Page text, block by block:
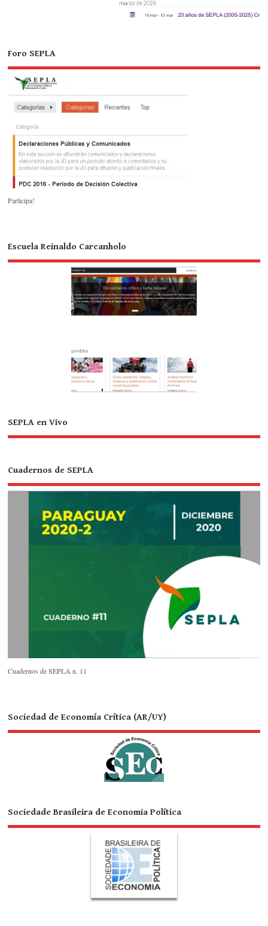
Foro SEPLA
Participa!
Escuela Reinaldo Carcanholo
SEPLA en Vivo
Cuadernos de SEPLA
Cuadernos de SEPLA n. 11
Sociedad de Economía Crítica (AR/UY)
Sociedade Brasileira de Economia Política